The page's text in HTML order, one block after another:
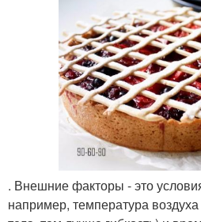
. Внешние факторы - это
например, температура